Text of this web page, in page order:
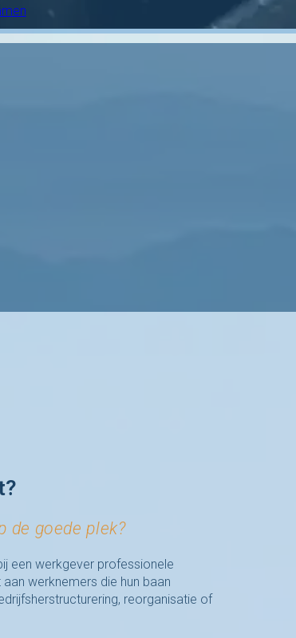
de goede plek?
een werkgever professionele
werknemers die hun baan
reorganisatie of